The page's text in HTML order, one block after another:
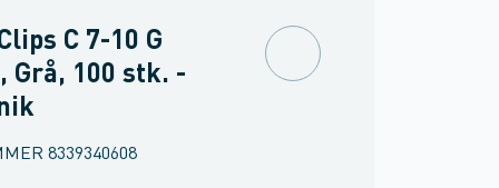
C 7-10 G
Grå, 100 stk. -
8339340608